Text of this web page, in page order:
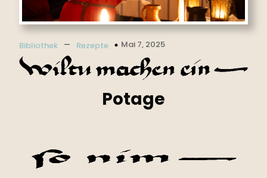
Bibliothek – Rezepte Mai 7, 2025
Potage